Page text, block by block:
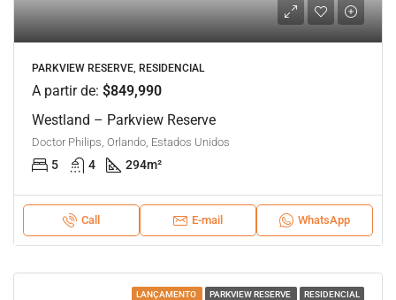
PARKVIEW RESERVE, RESIDENCIAL
A partir de: $849,990
Westland – Parkview Reserve
Doctor Philips, Orlando, Estados Unidos
5 4 294m²
Call E-mail WhatsApp
LANÇAMENTO PARKVIEW RESERVE RESIDENCIAL